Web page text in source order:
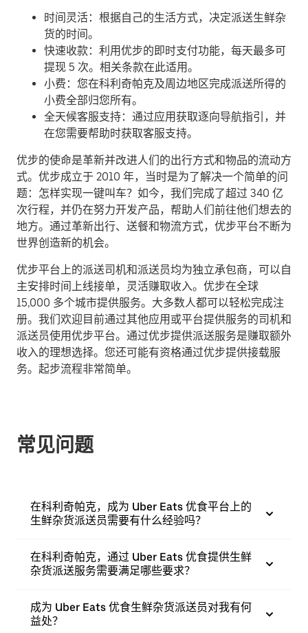
时间灵活：根据自己的生活方式，决定派送生鲜杂
货的时间。
快速收款：利用优步的即时支付功能，每天最多可
提现 5 次。相关条款在此适用。
小费：您在科利奇帕克及周边地区完成派送所得的
小费全部归您所有。
全天候客服支持：通过应用获取逐向导航指引，并
在您需要帮助时获取客服支持。
优步的使命是革新并改进人们的出行方式和物品的流动方
式。优步成立于 2010 年，当时是为了解决一个简单的问
题：怎样实现一键叫车？如今，我们完成了超过 340 亿
次行程，并仍在努力开发产品，帮助人们前往他们想去的
地方。通过革新出行、送餐和物流方式，优步平台不断为
世界创造新的机会。
优步平台上的派送司机和派送员均为独立承包商，可以自
主安排时间上线接单，灵活赚取收入。优步在全球
15,000 多个城市提供服务。大多数人都可以轻松完成注
册。我们欢迎目前通过其他应用或平台提供服务的司机和
派送员使用优步平台。通过优步提供派送服务是赚取额外
收入的理想选择。您还可能有资格通过优步提供接载服
务。起步流程非常简单。
常见问题
在科利奇帕克，成为 Uber Eats 优食平台上的
生鲜杂货派送员需要有什么经验吗？
在科利奇帕克，通过 Uber Eats 优食提供生鲜
杂货派送服务需要满足哪些要求？
成为 Uber Eats 优食生鲜杂货派送员对我有何
益处？